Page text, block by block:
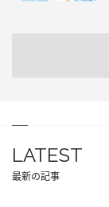
LATEST
最新の記事